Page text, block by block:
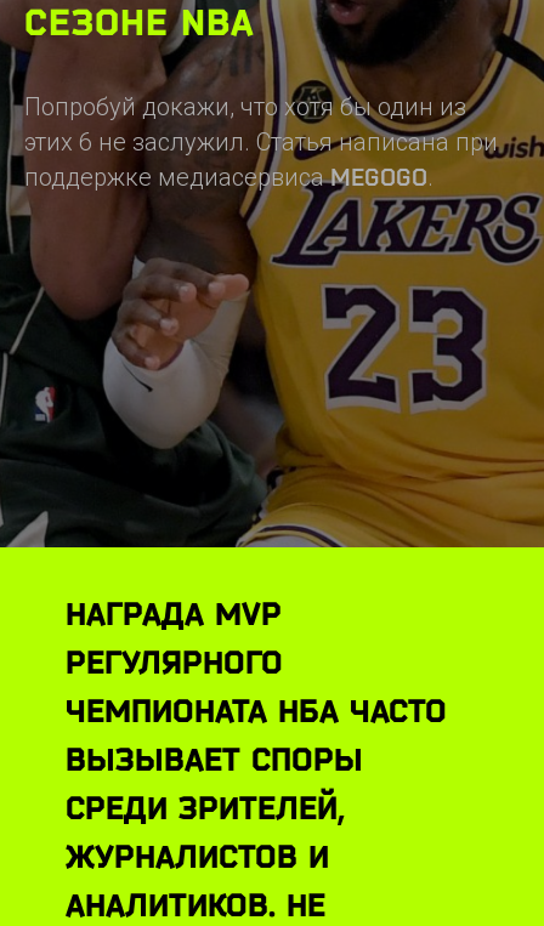
СЕЗОНЕ NBA
Попробуй докажи, что хотя бы один из
этих 6 не заслужил. Статья написана при
поддержке медиасервисаMEGOGO.
НАГРАДА MVP
РЕГУЛЯРНОГО
ЧЕМПИОНАТА НБА ЧАСТО
ВЫЗЫВАЕТ СПОРЫ
СРЕДИ ЗРИТЕЛЕЙ,
ЖУРНАЛИСТОВ И
АНАЛИТИКОВ. НЕ